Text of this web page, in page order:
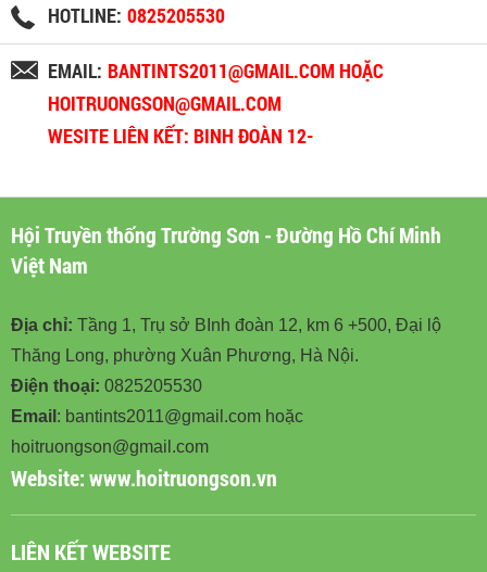
HOTLINE: 0825205530
EMAIL: BANTINTS2011@GMAIL.COM HOẶC
HOITRUONGSON@GMAIL.COM
WESITE LIÊN KẾT: BINH ĐOÀN 12-
Hội Truyền thống Trường Sơn - Đường Hồ Chí Minh
Việt Nam
Địa chỉ: Tầng 1, Trụ sở BInh đoàn 12, km 6 +500, Đại lộ
Thăng Long, phường Xuân Phương, Hà Nội.
Điện thoại: 0825205530
Email : bantints2011@gmail.com hoặc
hoitruongson@gmail.com
Website:www.hoitruongson.vn
LIÊN KẾT WEBSITE